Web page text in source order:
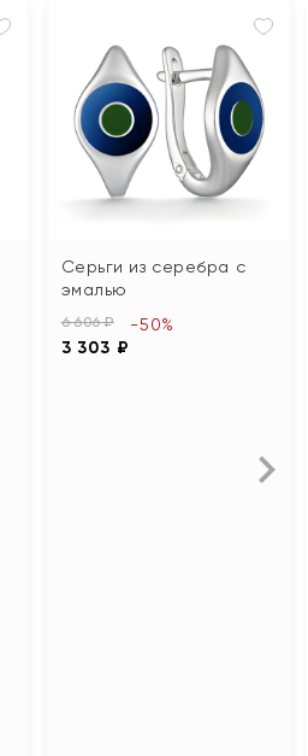
Серьги из серебра с
эмалью
6 606 ₽
3 303 ₽
-50%